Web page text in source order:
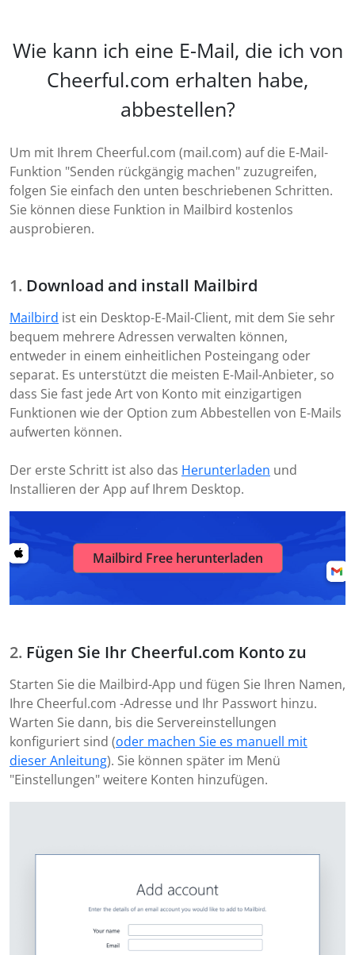
Wie kann ich eine E-Mail, die ich von
Cheerful.com erhalten habe,
abbestellen?
Um mit Ihrem Cheerful.com (mail.com) auf die E-Mail-
Funktion "Senden rückgängig machen" zuzugreifen,
folgen Sie einfach den unten beschriebenen Schritten.
Sie können diese Funktion in Mailbird kostenlos
ausprobieren.
Download and install Mailbird
Mailbird ist ein Desktop-E-Mail-Client, mit dem Sie sehr
bequem mehrere Adressen verwalten können,
entweder in einem einheitlichen Posteingang oder
separat. Es unterstützt die meisten E-Mail-Anbieter, so
dass Sie fast jede Art von Konto mit einzigartigen
Funktionen wie der Option zum Abbestellen von E-Mails
aufwerten können.
Der erste Schritt ist also das Herunterladen und
Installieren der App auf Ihrem Desktop.
Mailbird Free herunterladen
Fügen Sie Ihr Cheerful.com Konto zu
Starten Sie die Mailbird-App und fügen Sie Ihren Namen,
Ihre Cheerful.com -Adresse und Ihr Passwort hinzu.
Warten Sie dann, bis die Servereinstellungen
konfiguriert sind (oder machen Sie es manuell mit
dieser Anleitung). Sie können später im Menü
"Einstellungen" weitere Konten hinzufügen.